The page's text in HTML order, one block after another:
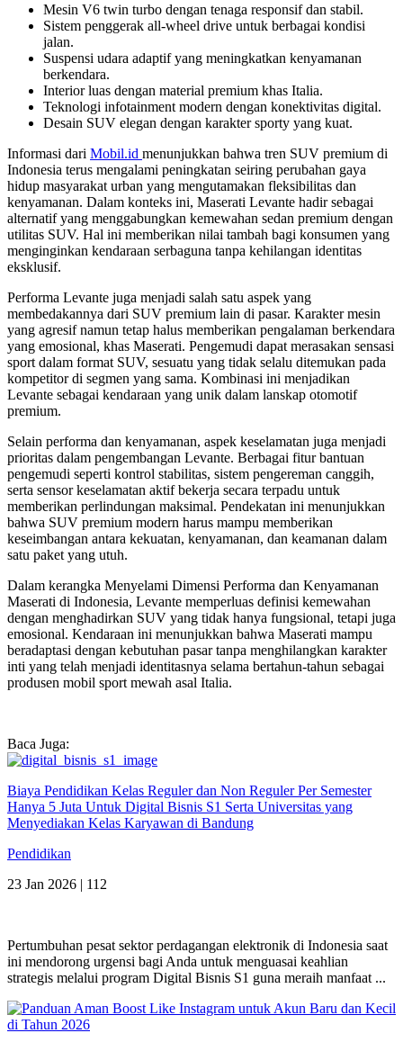
Mesin V6 twin turbo dengan tenaga responsif dan stabil.
Sistem penggerak all-wheel drive untuk berbagai kondisi
jalan.
Suspensi udara adaptif yang meningkatkan kenyamanan
berkendara.
Interior luas dengan material premium khas Italia.
Teknologi infotainment modern dengan konektivitas digital.
Desain SUV elegan dengan karakter sporty yang kuat.
Informasi dari Mobil.id menunjukkan bahwa tren SUV premium di
Indonesia terus mengalami peningkatan seiring perubahan gaya
hidup masyarakat urban yang mengutamakan fleksibilitas dan
kenyamanan. Dalam konteks ini, Maserati Levante hadir sebagai
alternatif yang menggabungkan kemewahan sedan premium dengan
utilitas SUV. Hal ini memberikan nilai tambah bagi konsumen yang
menginginkan kendaraan serbaguna tanpa kehilangan identitas
eksklusif.
Performa Levante juga menjadi salah satu aspek yang
membedakannya dari SUV premium lain di pasar. Karakter mesin
yang agresif namun tetap halus memberikan pengalaman berkendara
yang emosional, khas Maserati. Pengemudi dapat merasakan sensasi
sport dalam format SUV, sesuatu yang tidak selalu ditemukan pada
kompetitor di segmen yang sama. Kombinasi ini menjadikan
Levante sebagai kendaraan yang unik dalam lanskap otomotif
premium.
Selain performa dan kenyamanan, aspek keselamatan juga menjadi
prioritas dalam pengembangan Levante. Berbagai fitur bantuan
pengemudi seperti kontrol stabilitas, sistem pengereman canggih,
serta sensor keselamatan aktif bekerja secara terpadu untuk
memberikan perlindungan maksimal. Pendekatan ini menunjukkan
bahwa SUV premium modern harus mampu memberikan
keseimbangan antara kekuatan, kenyamanan, dan keamanan dalam
satu paket yang utuh.
Dalam kerangka Menyelami Dimensi Performa dan Kenyamanan
Maserati di Indonesia, Levante memperluas definisi kemewahan
dengan menghadirkan SUV yang tidak hanya fungsional, tetapi juga
emosional. Kendaraan ini menunjukkan bahwa Maserati mampu
beradaptasi dengan kebutuhan pasar tanpa menghilangkan karakter
inti yang telah menjadi identitasnya selama bertahun-tahun sebagai
produsen mobil sport mewah asal Italia.
Baca Juga:
Biaya Pendidikan Kelas Reguler dan Non Reguler Per Semester
Hanya 5 Juta Untuk Digital Bisnis S1 Serta Universitas yang
Menyediakan Kelas Karyawan di Bandung
Pendidikan
23 Jan 2026 | 112
Pertumbuhan pesat sektor perdagangan elektronik di Indonesia saat
ini mendorong urgensi bagi Anda untuk menguasai keahlian
strategis melalui program Digital Bisnis S1 guna meraih manfaat ...